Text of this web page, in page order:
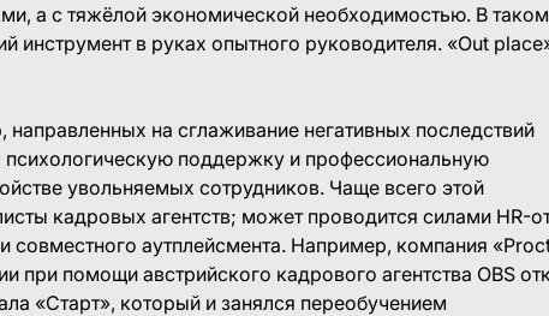
а с тяжёлой экономической необходимостью. В таком
в руках опытного руководителя. «Оut
на сглаживание негативных последствий
психологическую поддержку и профессиональную
увольняемых сотрудников. Чаще всего этой
кадровых агентств; может проводится силами HR-
совместного аутплейсмента. Например, компания
при помощи австрийского кадрового агентства OBS
«Старт», который и занялся переобучением